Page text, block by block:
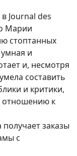
Journal des
Марии
стоптанных
и
и, несмотря
составить
и критики,
отношению к
заказы
с